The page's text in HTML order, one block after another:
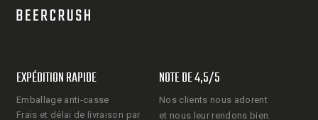
EXPÉDITION RAPIDE
Emballage anti-casse
Frais et délai de livraison par
NOTE DE 4,5/5
Nos clients nous adorent
et nous leur rendons bien.